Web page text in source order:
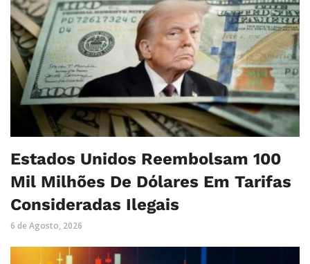
Estados Unidos Reembolsam 100
Mil Milhões De Dólares Em Tarifas
Consideradas Ilegais
6 de Agosto, 2026